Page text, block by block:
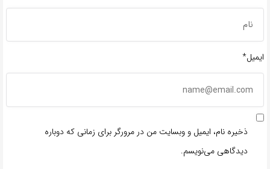
ایمیل*
ذخیره نام، ایمیل و وبسایت من در مرورگر برای زمانی که دوباره
دیدگاهی می‌نویسم.